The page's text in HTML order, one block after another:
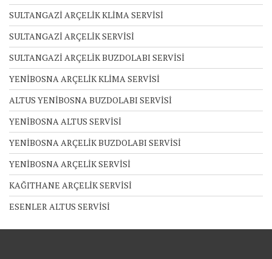
SULTANGAZİ ARÇELİK KLİMA SERVİSİ
SULTANGAZİ ARÇELİK SERVİSİ
SULTANGAZİ ARÇELİK BUZDOLABI SERVİSİ
YENİBOSNA ARÇELİK KLİMA SERVİSİ
ALTUS YENİBOSNA BUZDOLABI SERVİSİ
YENİBOSNA ALTUS SERVİSİ
YENİBOSNA ARÇELİK BUZDOLABI SERVİSİ
YENİBOSNA ARÇELİK SERVİSİ
KAĞITHANE ARÇELİK SERVİSİ
ESENLER ALTUS SERVİSİ